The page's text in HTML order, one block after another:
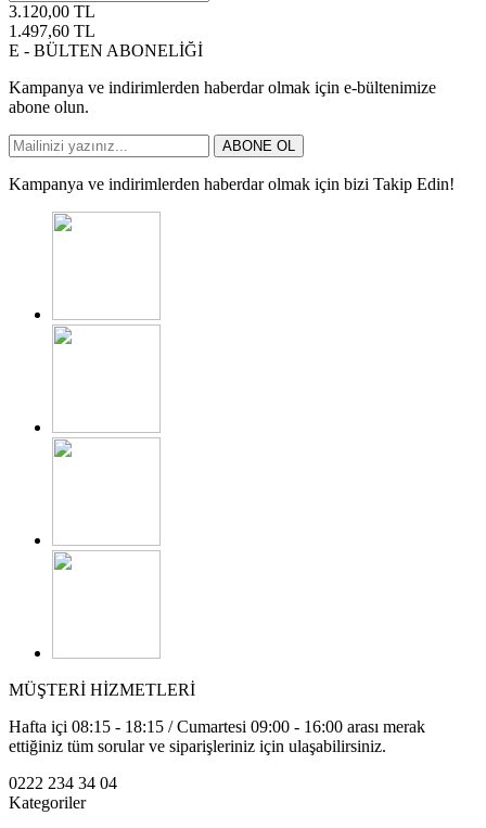
3.120,00 TL
1.497,60 TL
E - BÜLTEN ABONELİĞİ
Kampanya ve indirimlerden haberdar olmak için e-bültenimize
abone olun.
ABONE OL
Kampanya ve indirimlerden haberdar olmak için bizi Takip Edin!
MÜŞTERİ HİZMETLERİ
Hafta içi 08:15 - 18:15 / Cumartesi 09:00 - 16:00 arası merak
ettiğiniz tüm sorular ve siparişleriniz için ulaşabilirsiniz.
0222 234 34 04
Kategoriler